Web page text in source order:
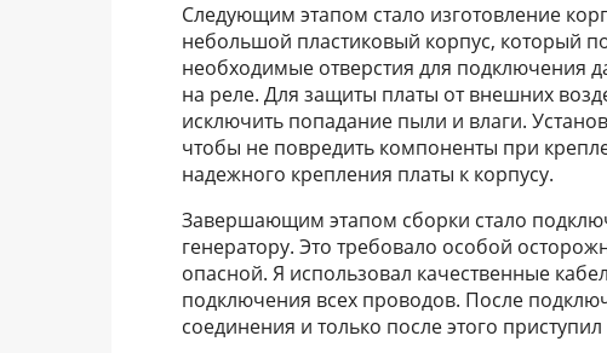
Следующим этапом стало изготовление
небольшой пластиковый корпус, который
необходимые отверстия для подключения
на реле. Для защиты платы от внешних
исключить попадание пыли и влаги.
чтобы не повредить компоненты при
надежного крепления платы к корпусу.
Завершающим этапом сборки стало
генератору. Это требовало особой
опасной. Я использовал качественные
подключения всех проводов. После
соединения и только после этого